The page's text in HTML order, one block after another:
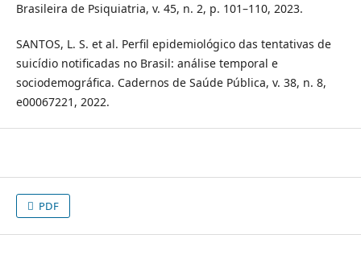
Brasileira de Psiquiatria, v. 45, n. 2, p. 101–110, 2023.
SANTOS, L. S. et al. Perfil epidemiológico das tentativas de
suicídio notificadas no Brasil: análise temporal e
sociodemográfica. Cadernos de Saúde Pública, v. 38, n. 8,
e00067221, 2022.
PDF